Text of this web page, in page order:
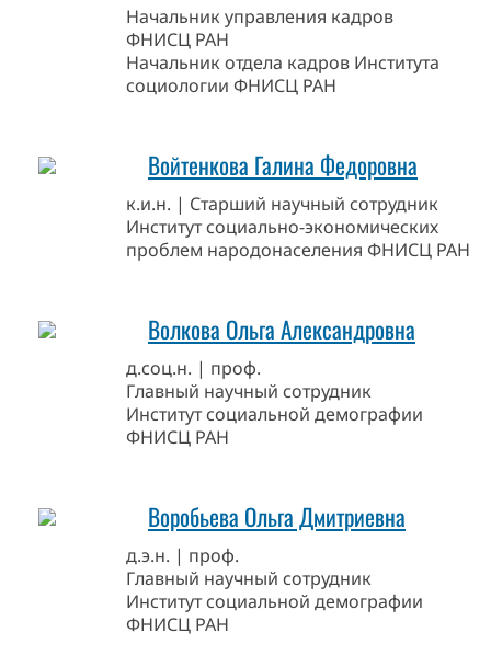
Начальник управления кадров
ФНИСЦ РАН
Начальник отдела кадров Института
социологии ФНИСЦ РАН
Войтенкова Галина Федоровна
к.и.н. | Старший научный сотрудник
Институт социально-экономических
проблем народонаселения ФНИСЦ РАН
Волкова Ольга Александровна
д.соц.н. | проф.
Главный научный сотрудник
Институт социальной демографии
ФНИСЦ РАН
Воробьева Ольга Дмитриевна
д.э.н. | проф.
Главный научный сотрудник
Институт социальной демографии
ФНИСЦ РАН